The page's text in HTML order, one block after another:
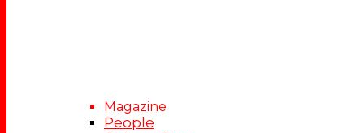
Magazine
People